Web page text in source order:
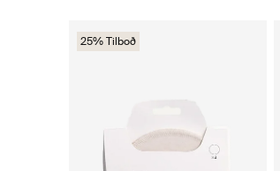
25% Tilboð